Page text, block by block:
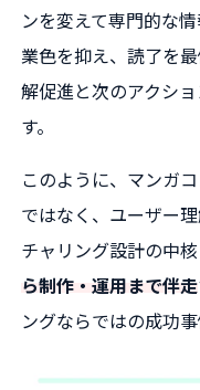
ンを変えて専門的な
業色を抑え、読了を
解促進と次のアクシ
す。
このように、マンガ
ではなく、ユーザー
チャリング設計の中
ら制作・運用まで伴走
ングならではの成功